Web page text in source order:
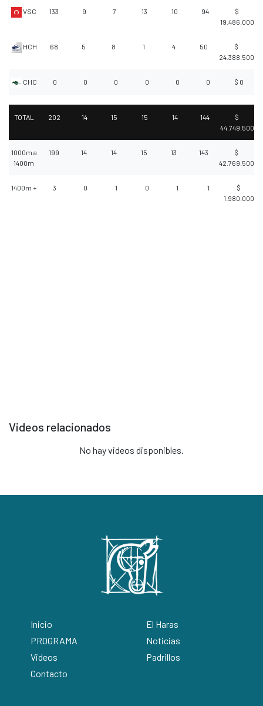
VSC 133 9 7 13 10 94
$
19.486.000
HCH 68 5 8 1 4 50
$
24.388.500
CHC 0 0 0 0 0 0 $ 0
TOTAL 202 14 15 15 14 144
$
44.749.500
1000m a
1400m
199 14 14 15 13 143
$
42.769.500
1400m + 3 0 1 0 1 1
$
1.980.000
Videos relacionados
No hay videos disponibles.
Inicio
El Haras
PROGRAMA
Noticias
Videos
Padrillos
Contacto